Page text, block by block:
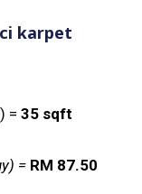
karpet
= 35 sqft
= RM 87.50